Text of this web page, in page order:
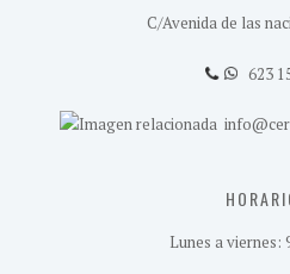
C/Avenida de las
623
Lunes a viernes: